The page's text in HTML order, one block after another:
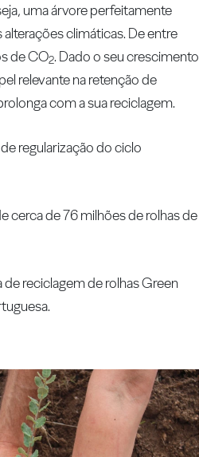
uma árvore perfeitamente
climáticas. De entre
de CO2. Dado o seu crescimento
relevante na retenção de
com a sua reciclagem.
regularização do ciclo
cerca de 76 milhões de rolhas de
reciclagem de rolhas Green